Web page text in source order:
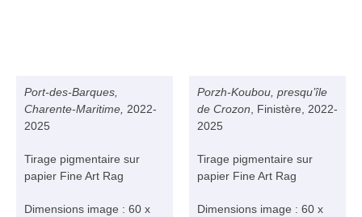
Port-des-Barques,
Charente-Maritime 2022-
2025
Tirage pigmentaire sur
papier Fine Art Rag
Dimensions image : 60 x
Porzh-Koubou, presqu’île
de Crozon , Finistère, 2022-
2025
Tirage pigmentaire sur
papier Fine Art Rag
Dimensions image : 60 x